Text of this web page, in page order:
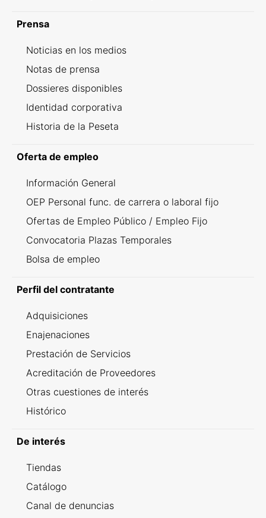
Prensa
Noticias en los medios
Notas de prensa
Dossieres disponibles
Identidad corporativa
Historia de la Peseta
Oferta de empleo
Información General
OEP Personal func. de carrera o laboral fijo
Ofertas de Empleo Público / Empleo Fijo
Convocatoria Plazas Temporales
Bolsa de empleo
Perfil del contratante
Adquisiciones
Enajenaciones
Prestación de Servicios
Acreditación de Proveedores
Otras cuestiones de interés
Histórico
De interés
Tiendas
Catálogo
Canal de denuncias